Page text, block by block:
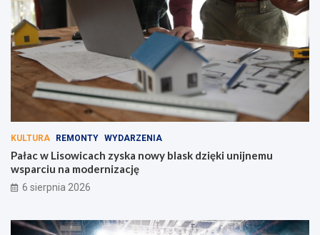
KULTURA REMONTY WYDARZENIA
Pałac w Lisowicach zyska nowy blask dzięki unijnemu
wsparciu na modernizację
6 sierpnia 2026